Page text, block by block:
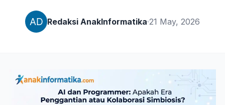
Redaksi AnakInformatika 21 May, 2026